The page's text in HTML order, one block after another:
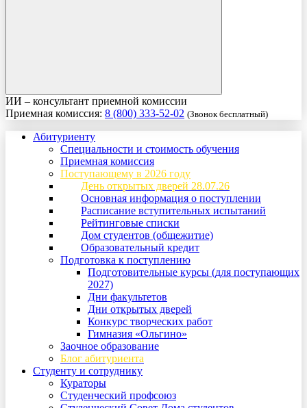
ИИ – консультант приемной комиссии
Приемная комиссия: 8 (800) 333-52-02 (Звонок бесплатный)
Абитуриенту
Специальности и стоимость обучения
Приемная комиссия
Поступающему в 2026 году
День открытых дверей 28.07.26
Основная информация о поступлении
Расписание вступительных испытаний
Рейтинговые списки
Дом студентов (общежитие)
Образовательный кредит
Подготовка к поступлению
Подготовительные курсы (для поступающих
2027)
Дни факультетов
Дни открытых дверей
Конкурс творческих работ
Гимназия «Ольгино»
Заочное образование
Блог абитуриента
Студенту и сотруднику
Кураторы
Студенческий профсоюз